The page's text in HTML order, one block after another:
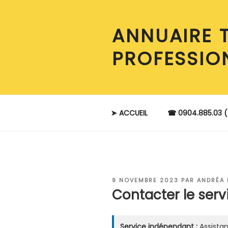
ANNUAIRE
➤ ACCUEIL ☎
PUBLIÉ
LE
9 NOVEMBRE 2023 PAR ANDRÉA
Contacter le